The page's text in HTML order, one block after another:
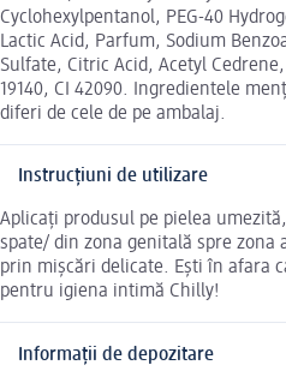
Cyclohexylpentanol, PEG-40
Lactic Acid, Parfum, Sodium
Sulfate, Citric Acid, Acetyl
19140, CI 42090. Ingredientele
diferi de cele de pe ambalaj.
Instrucțiuni de utilizare
Aplicați produsul pe pielea
spate/ din zona genitală spre zona
prin mișcări delicate. Ești în afara
pentru igiena intimă Chilly!
Informații de depozitare